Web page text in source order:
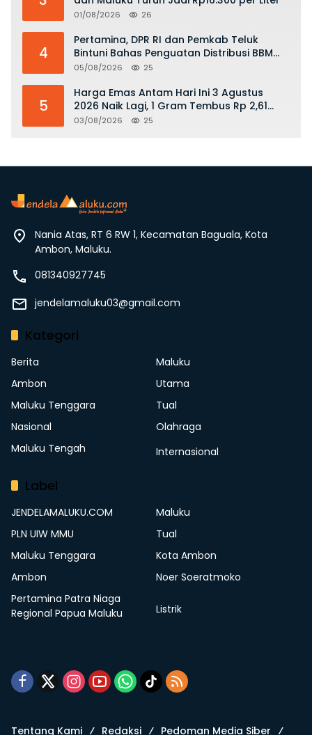
01/08/2026 26
4
Pertamina, DPR RI dan Pemkab Teluk
Bintuni Bahas Penguatan Distribusi BBM
dan LPG
05/08/2026 25
5
Harga Emas Antam Hari Ini 3 Agustus
2026 Naik Lagi, 1 Gram Tembus Rp 2,61
Juta
03/08/2026 25
Nania Atas, RT 6 RW 1, Kecamatan Baguala, Kota
Ambon, Maluku.
081340927745
jendelamaluku03@gmail.com
Kategori
Berita
Maluku
Ambon
Utama
Maluku Tenggara
Tual
Nasional
Olahraga
Maluku Tengah
Internasional
Label
JENDELAMALUKU.COM
Maluku
PLN UIW MMU
Tual
Maluku Tenggara
Kota Ambon
Ambon
Noer Soeratmoko
Pertamina Patra Niaga
Regional Papua Maluku
Listrik
Tentang Kami Redaksi Pedoman Media Siber